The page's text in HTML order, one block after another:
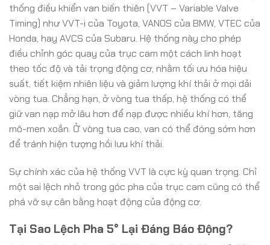
thống điều khiển van biến thiên (VVT – Variable Valve
Timing) như VVT-i của Toyota, VANOS của BMW, VTEC của
Honda, hay AVCS của Subaru. Hệ thống này cho phép
điều chỉnh góc quay của trục cam một cách linh hoạt
theo tốc độ và tải trọng động cơ, nhằm tối ưu hóa hiệu
suất, tiết kiệm nhiên liệu và giảm lượng khí thải ở mọi dải
vòng tua. Chẳng hạn, ở vòng tua thấp, hệ thống có thể
giữ van nạp mở lâu hơn để nạp được nhiều khí hơn, tăng
mô-men xoắn. Ở vòng tua cao, van có thể đóng sớm hơn
để tránh hiện tượng hồi lưu khí thải.
Sự chính xác của hệ thống VVT là cực kỳ quan trọng. Chỉ
một sai lệch nhỏ trong góc pha của trục cam cũng có thể
phá vỡ sự cân bằng hoạt động của động cơ.
Tại Sao Lệch Pha 5° Lại Đáng Báo Động?